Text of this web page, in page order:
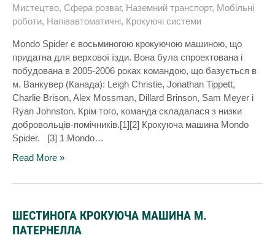
Мистецтво, Сфера розваг, Наземний транспорт, Мобільні
роботи, Напівавтоматичні, Крокуючі системи
Mondo Spider є восьминогою крокуючою машиною, що
придатна для верхової їзди. Вона була спроектована і
побудована в 2005-2006 роках командою, що базується в
м. Ванкувер (Канада): Leigh Christie, Jonathan Tippett,
Charlie Brison, Alex Mossman, Dillard Brinson, Sam Meyer і
Ryan Johnston. Крім того, команда складалася з низки
добровольців-помічників.[1][2] Крокуюча машина Mondo
Spider. [3] 1 Mondo…
Read More »
ШЕСТИНОГА КРОКУЮЧА МАШИНА М.
ПАТЕРНЕЛЛА